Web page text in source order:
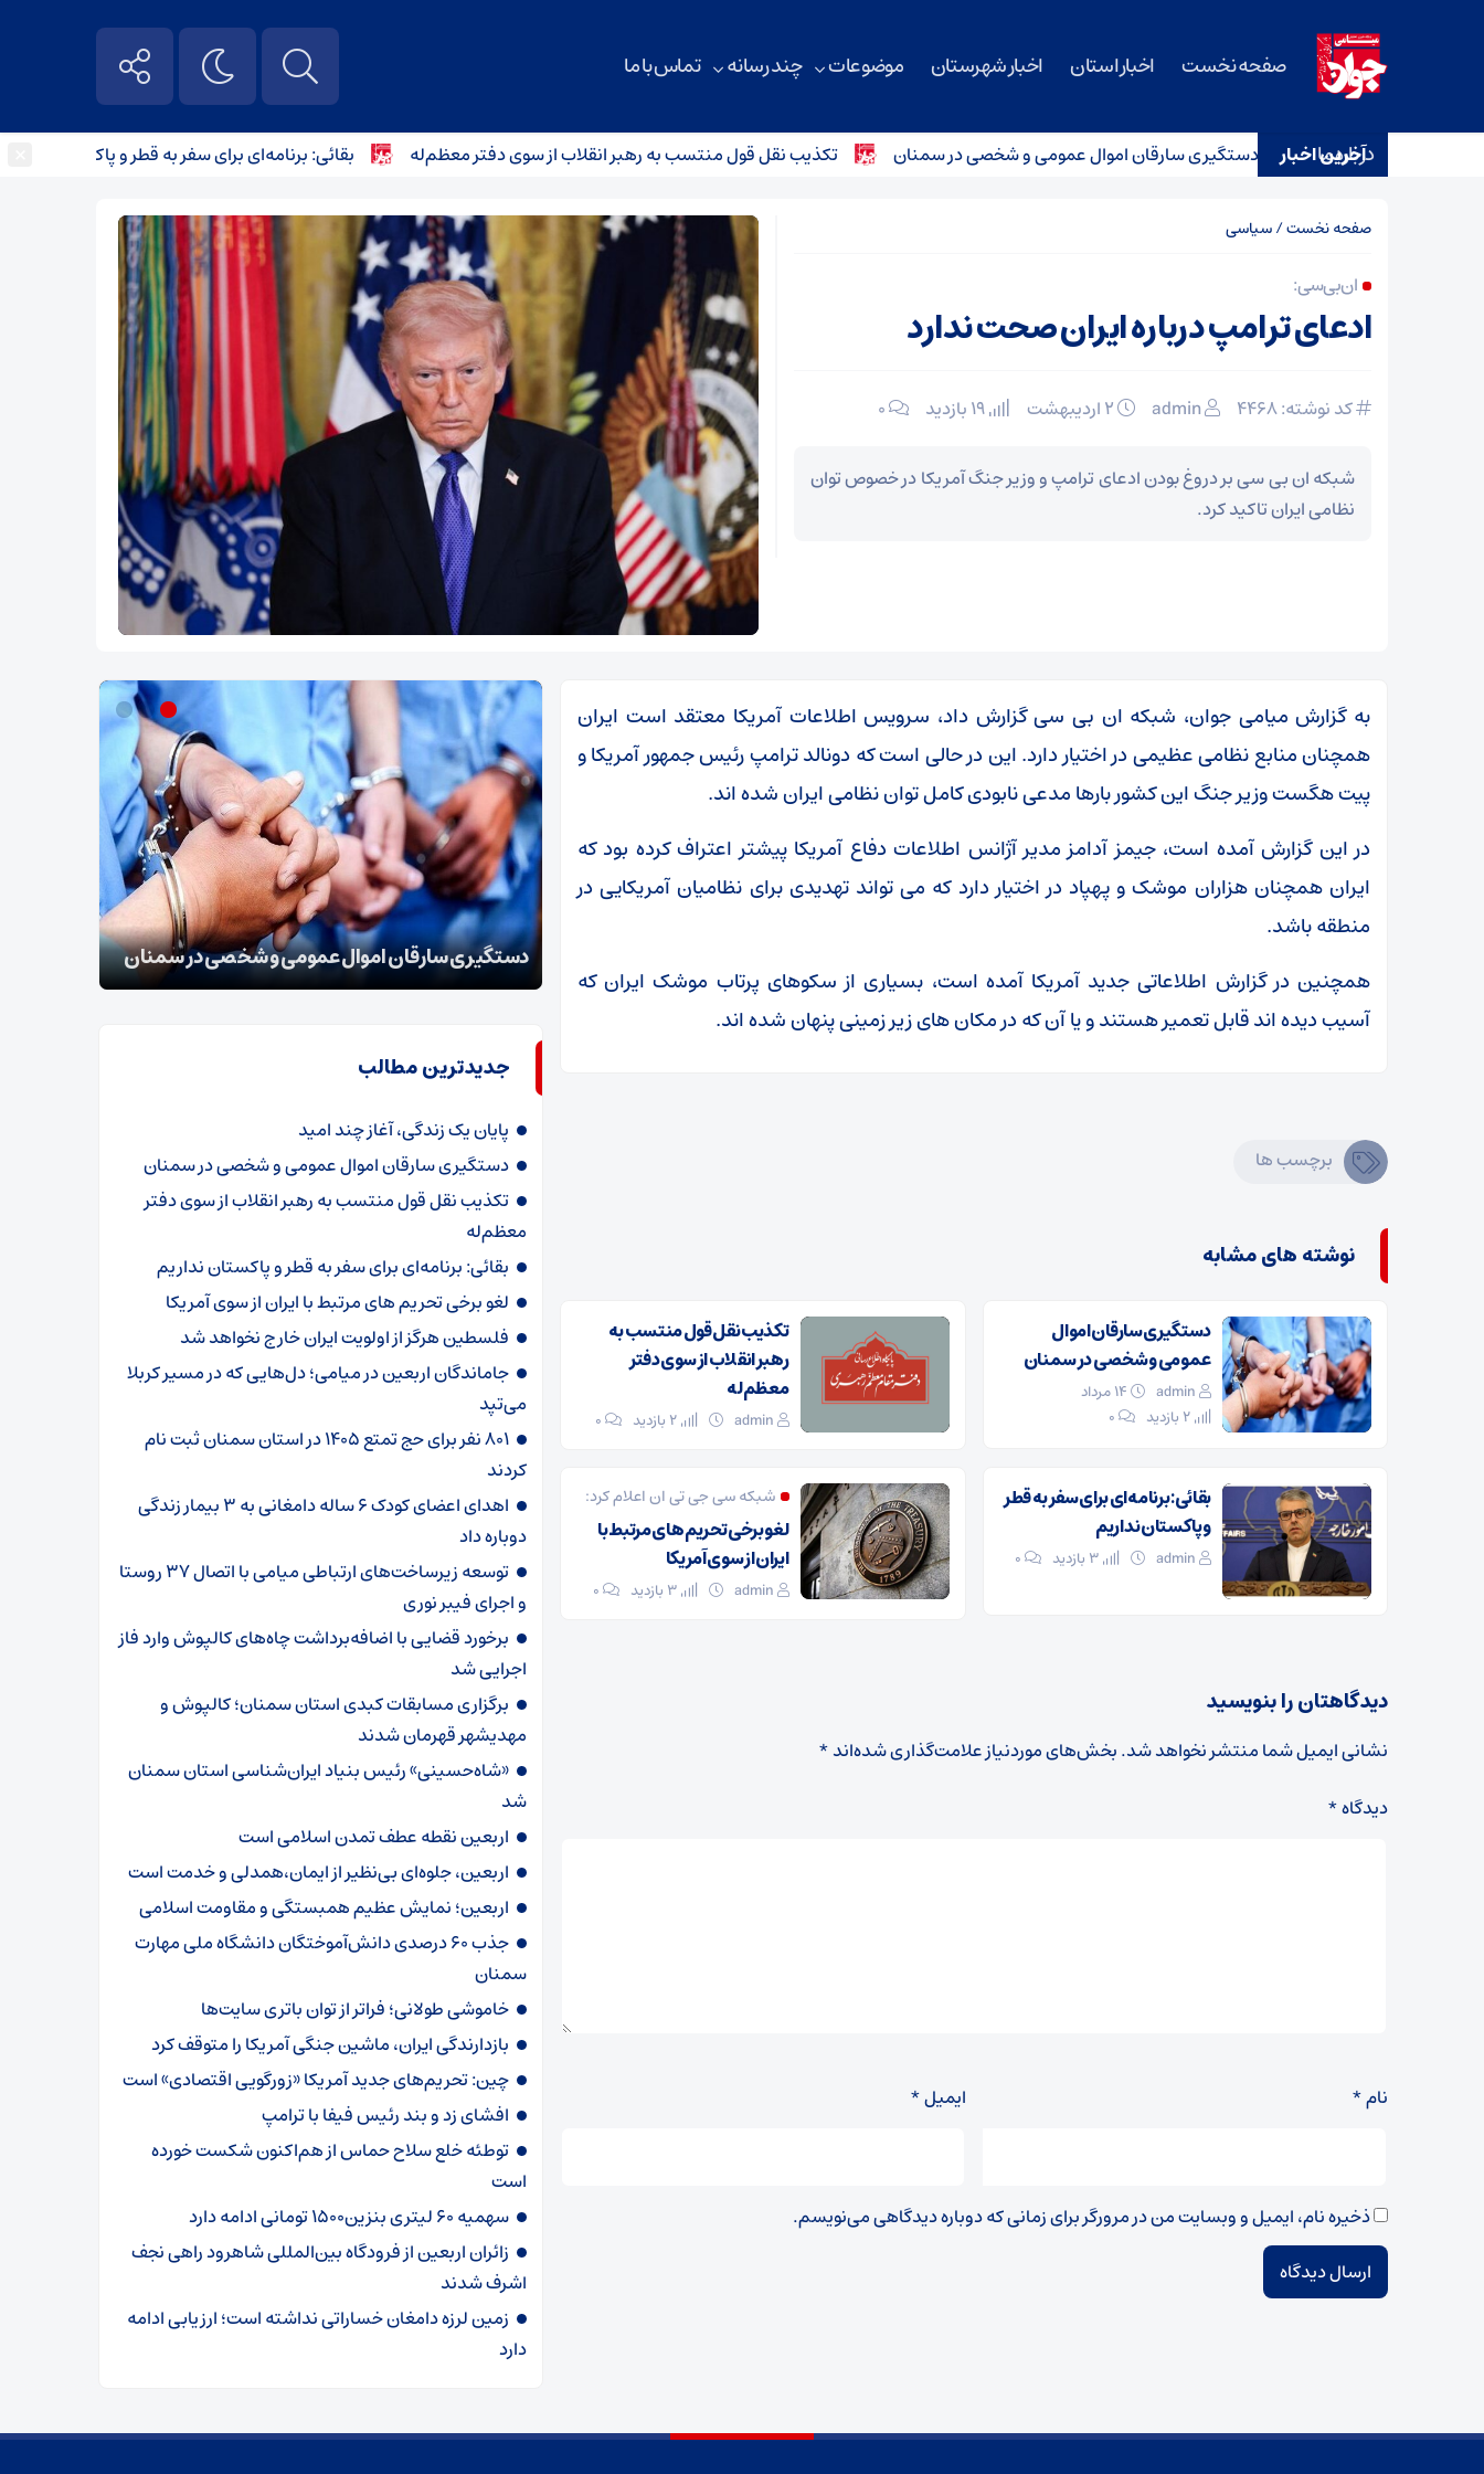
صفحه نخست اخبار استان اخبار شهرستان موضوعات چند رسانه تماس با ما
درباره ما
آخرین اخبارآغاز چند امید دستگیری سارقان اموال عمومی و شخصی در سمنان تکذیب نقل قول منتسب به رهبر انقلاب از سوی دفتر معظم‌له بقائی: برنامه‌ای برای سفر به قطر و پاکستان نداریم
صفحه نخست/سیاسی
ان‌بی‌سی:
ادعای ترامپ درباره ایران صحت ندارد
کد نوشته: 4468 admin ۰
شبکه ان بی سی بر دروغ بودن ادعای ترامپ و وزیر جنگ آمریکا در خصوص توان
نظامی ایران تاکید کرد.
به گزارش میامی جوان، شبکه ان بی سی گزارش داد، سرویس اطلاعات آمریکا معتقد است ایران
همچنان منابع نظامی عظیمی در اختیار دارد. این در حالی است که دونالد ترامپ رئیس جمهور آمریکا و
پیت هگست وزیر جنگ این کشور بارها مدعی نابودی کامل توان نظامی ایران شده اند.
در این گزارش آمده است، جیمز آدامز مدیر آژانس اطلاعات دفاع آمریکا پیشتر اعتراف کرده بود که
ایران همچنان هزاران موشک و پهپاد در اختیار دارد که می تواند تهدیدی برای نظامیان آمریکایی در
منطقه باشد.
همچنین در گزارش اطلاعاتی جدید آمریکا آمده است، بسیاری از سکوهای پرتاب موشک ایران که
آسیب دیده اند قابل تعمیر هستند و یا آن که در مکان های زیر زمینی پنهان شده اند.
برچسب ها
نوشته های مشابه
دستگیری سارقان اموال
عمومی و شخصی در سمنان
admin
۰
تکذیب نقل قول منتسب به
رهبر انقلاب از سوی دفتر
معظم‌له
admin 2 بازدید ۰
بقائی: برنامه‌ای برای سفر به قطر
و پاکستان نداریم
admin ۰
شبکه سی جی تی ان اعلام کرد:
لغو برخی تحریم های مرتبط با
ایران از سوی آمریکا
admin 3 بازدید ۰
دیدگاهتان را بنویسید
نشانی ایمیل شما منتشر نخواهد شد.بخش‌های موردنیاز علامت‌گذاری شده‌اند*
دیدگاه*
نام* ایمیل*
ذخیره نام، ایمیل و وبسایت من در مرورگر برای زمانی که دوباره دیدگاهی می‌نویسم.
تکذیب نقل قول منتسب به رهبر انقلاب از سوی دفتر
معظم‌له
جدیدترین مطالب
پایان یک زندگی، آغاز چند امید
دستگیری سارقان اموال عمومی و شخصی در سمنان
تکذیب نقل قول منتسب به رهبر انقلاب از سوی دفتر
معظم‌له
بقائی: برنامه‌ای برای سفر به قطر و پاکستان نداریم
لغو برخی تحریم های مرتبط با ایران از سوی آمریکا
فلسطین هرگز از اولویت ایران خارج نخواهد شد
جاماندگان اربعین در میامی؛ دل‌هایی که در مسیر کربلا
می‌تپد
۸۰۱ نفر برای حج تمتع ۱۴۰۵ در استان سمنان ثبت نام
کردند
اهدای اعضای کودک ۶ ساله دامغانی به ۳ بیمار زندگی
دوباره داد
توسعه زیرساخت‌های ارتباطی میامی با اتصال ۳۷ روستا
و اجرای فیبر نوری
برخورد قضایی با اضافه‌برداشت چاه‌های کالپوش وارد فاز
اجرایی شد
برگزاری مسابقات کبدی استان سمنان؛ کالپوش و
مهدیشهر قهرمان شدند
«شاه‌حسینی» رئیس بنیاد ایران‌شناسی استان سمنان
شد
اربعین نقطه عطف تمدن اسلامی است
اربعین، جلوه‌ای بی‌نظیر از ایمان،همدلی و خدمت است
اربعین؛ نمایش عظیم همبستگی و مقاومت اسلامی
جذب ۶۰ درصدی دانش‌آموختگان دانشگاه ملی مهارت
سمنان
خاموشی طولانی؛ فراتر از توان باتری سایت‌ها
بازدارندگی ایران، ماشین جنگی آمریکا را متوقف کرد
چین: تحریم‌های جدید آمریکا «زورگویی اقتصادی» است
افشای زد و بند رئیس فیفا با ترامپ
توطئه خلع سلاح حماس از هم‌اکنون شکست خورده
است
سهمیه ۶۰ لیتری بنزین۱۵۰۰ تومانی ادامه دارد
زائران اربعین از فرودگاه بین‌المللی شاهرود راهی نجف
اشرف شدند
زمین لرزه دامغان خساراتی نداشته است؛ ارزیابی ادامه
دارد